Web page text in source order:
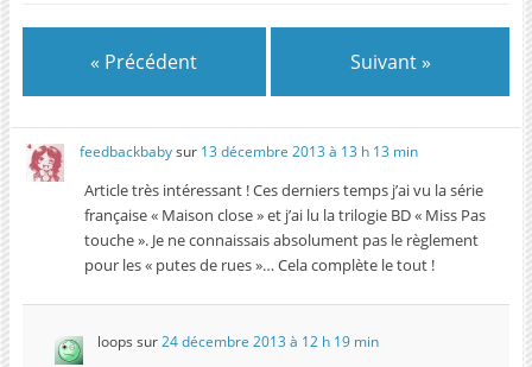
« Précédent Suivant »
feedbackbabysur 13 décembre 2013 à 13 h 13 min
Article très intéressant ! Ces derniers temps j’ai vu la série
française « Maison close » et j’ai lu la trilogie BD « Miss Pas
touche ». Je ne connaissais absolument pas le règlement
pour les « putes de rues »… Cela complète le tout !
loops sur24 décembre 2013 à 12 h 19 min